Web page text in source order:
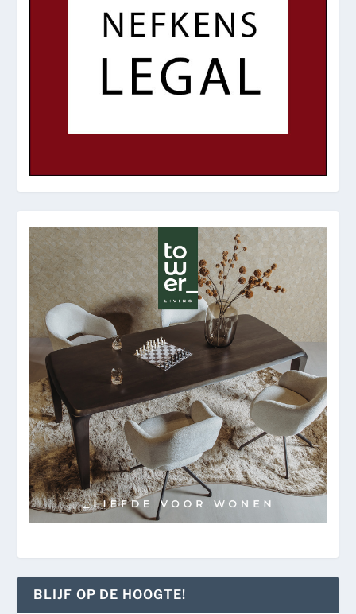
BLIJF OP DE HOOGTE!